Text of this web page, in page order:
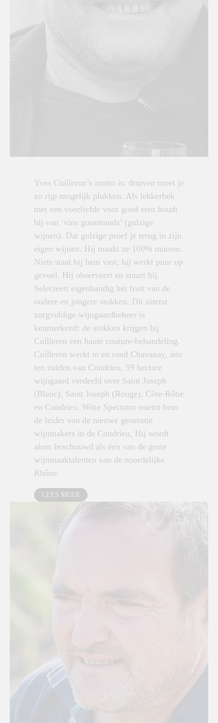
Yves Cuilleron’s motto is: druiven moet je
zo rijp mogelijk plukken. Als lekkerbek
met een voorliefde voor goed eten houdt
hij van ‘vins gourmands’ (gulzige
wijnen). Dat gulzige proef je terug in zijn
eigen wijnen. Hij maakt ze 100% maison.
Niets staat bij hem vast, hij werkt puur op
gevoel. Hij observeert en stuurt bij.
Selecteert eigenhandig het fruit van de
oudere en jongere stokken. Dit uiterst
zorgvuldige wijngaardbeheer is
kenmerkend: de stokken krijgen bij
Cuilleron een haute couture-behandeling.
Cuilleron werkt in en rond Chavanay, iets
ten zuiden van Condrieu, 59 hectare
wijngaard verdeeld over Saint Joseph
(Blanc), Saint Joseph (Rouge), Côte-Rôtie
en Condrieu. Wine Spectator noemt hem
de leider van de nieuwe generatie
wijnmakers in de Condrieu, Hij wordt
alom beschouwd als één van de grote
wijnmaaktalenten van de noordelijke
Rhône.
LEES MEER